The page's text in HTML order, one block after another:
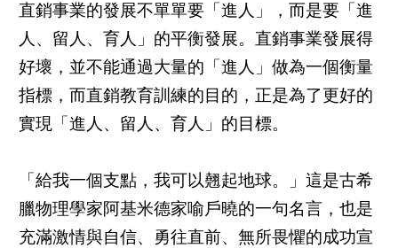
直銷事業的發展不單單要「進人」，而是要「進
人、留人、育人」的平衡發展。直銷事業發展得
好壞，並不能通過大量的「進人」做為一個衡量
指標，而直銷教育訓練的目的，正是為了更好的
實現「進人、留人、育人」的目標。
「給我一個支點，我可以翹起地球。」這是古希
臘物理學家阿基米德家喻戶曉的一句名言，也是
充滿激情與自信、勇往直前、無所畏懼的成功宣